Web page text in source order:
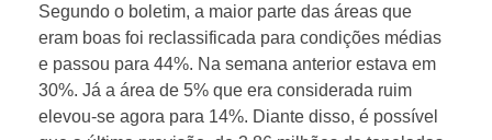
i
m
Segundo o boletim, a maior parte das áreas que
eram boas foi reclassificada para condições médias
e passou para 44%. Na semana anterior estava em
30%. Já a área de 5% que era considerada ruim
elevou-se agora para 14%. Diante disso, é possível